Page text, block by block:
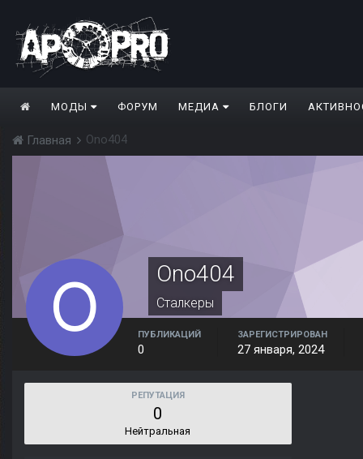
МОДЫ ФОРУМ МЕДИА БЛОГИ
Главная Ono404
Ono404
Сталкеры
ПУБЛИКАЦИЙ
0
ЗАРЕГИСТРИРОВАН
27 января, 2024
РЕПУТАЦИЯ
0
Нейтральная